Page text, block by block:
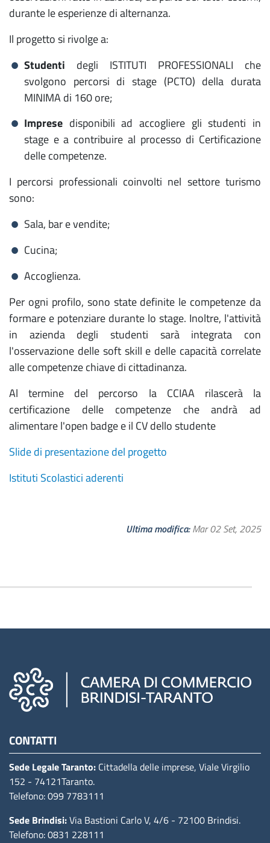
durante le esperienze di alternanza.
Il progetto si rivolge a:
Studenti degli ISTITUTI PROFESSIONALI che
svolgono percorsi di stage (PCTO) della durata
MINIMA di 160 ore;
Imprese disponibili ad accogliere gli studenti in
stage e a contribuire al processo di Certificazione
delle competenze.
I percorsi professionali coinvolti nel settore turismo
sono:
Sala, bar e vendite;
Cucina;
Accoglienza.
Per ogni profilo, sono state definite le competenze da
formare e potenziare durante lo stage. Inoltre, l'attività
in azienda degli studenti sarà integrata con
l'osservazione delle soft skill e delle capacità correlate
alle competenze chiave di cittadinanza.
Al termine del percorso la CCIAA rilascerà la
certificazione delle competenze che andrà ad
alimentare l'open badge e il CV dello studente
Slide di presentazione del progetto
Istituti Scolastici aderenti
Ultima modifica Mar 02 Set, 2025
CONTATTI
Sede Legale Taranto: Cittadella delle imprese, Viale Virgilio
152 - 74121Taranto.
Telefono: 099 7783111
Sede Brindisi:Via Bastioni Carlo V, 4/6 - 72100 Brindisi.
Telefono: 0831 228111